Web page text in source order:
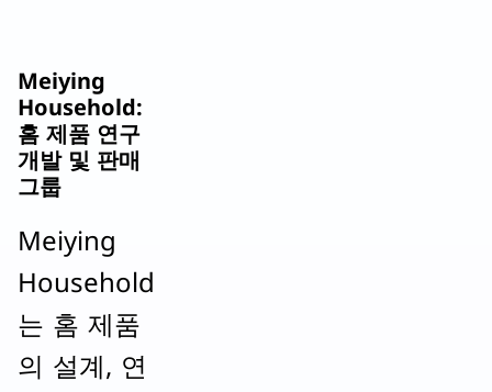
Meiying
Household:
홈 제품 연구
개발 및 판매
그룹
Meiying
Household
는 홈 제품
의 설계, 연